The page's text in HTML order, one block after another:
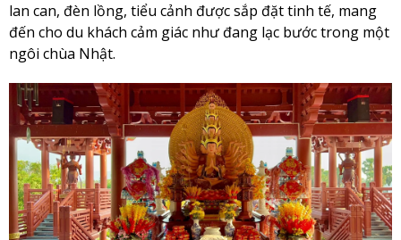
lan can, đèn lồng, tiểu cảnh được sắp đặt tinh tế, mang
đến cho du khách cảm giác như đang lạc bước trong một
ngôi chùa Nhật.